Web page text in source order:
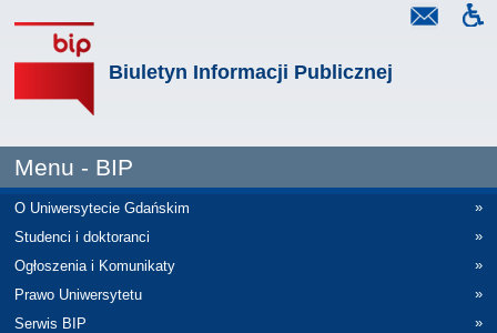
Biuletyn Informacji Publicznej
Menu - BIP
O Uniwersytecie Gdańskim
»
Studenci i doktoranci
»
Ogłoszenia i Komunikaty
»
Prawo Uniwersytetu
»
Serwis BIP
»